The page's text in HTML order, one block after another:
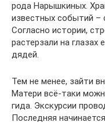
рода Нарышкиных.
известных событий –
Согласно истории,
растерзали на
дядей.
Тем не менее, зайти
Матери всё-таки
гида. Экскурсии
Последняя